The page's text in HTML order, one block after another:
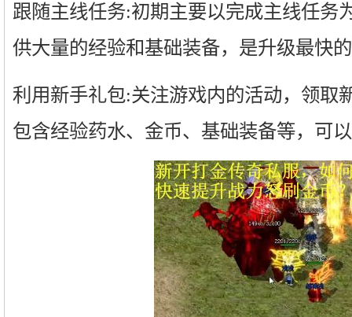
跟随主线任务:初期主要以完成主线任务
供大量的经验和基础装备，是升级最快
利用新手礼包:关注游戏内的活动，领取
包含经验药水、金币、基础装备等，可